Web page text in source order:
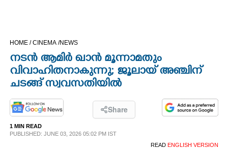
OPINION
PHOTOS
LIFESTYLE
HOME /CINEMA /NEWS
നടൻ ആമിർ ഖാൻ മൂന്നാമതും
വിവാഹിതനാകുന്നു; ജൂലായ് അഞ്ചിന്
ചടങ്ങ് സ്വവസതിയിൽ
Share
1 MIN READ
PUBLISHED: JUNE 03, 2026 05:02 PM IST
READ ENGLISH VERSION